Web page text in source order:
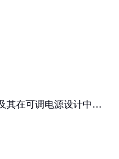
其在可调电源设计中的